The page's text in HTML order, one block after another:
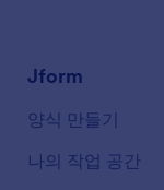
Jform
양식 만들기
나의 작업 공간